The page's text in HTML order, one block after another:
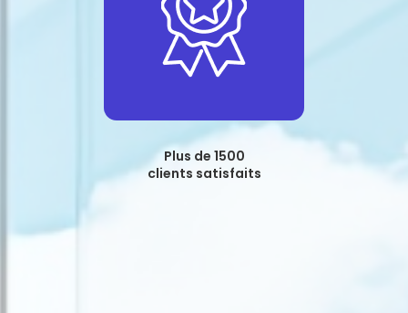
Plus de 1500
clients satisfaits